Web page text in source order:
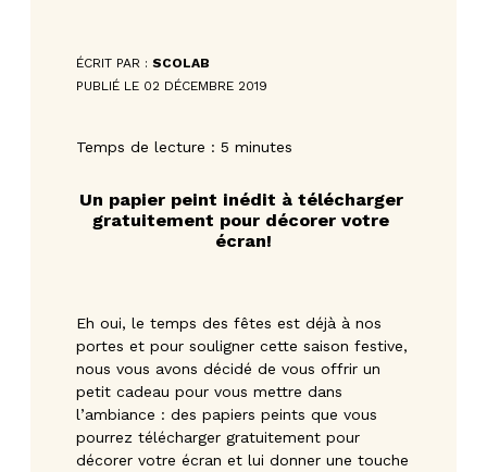
ÉCRIT PAR : SCOLAB
PUBLIÉ LE 02 DÉCEMBRE 2019
Temps de lecture : 5 minutes
Un papier peint inédit à télécharger
gratuitement pour décorer votre
écran!
Eh oui, le temps des fêtes est déjà à nos
portes et pour souligner cette saison festive,
nous vous avons décidé de vous offrir un
petit cadeau pour vous mettre dans
l’ambiance : des papiers peints que vous
pourrez télécharger gratuitement pour
décorer votre écran et lui donner une touche